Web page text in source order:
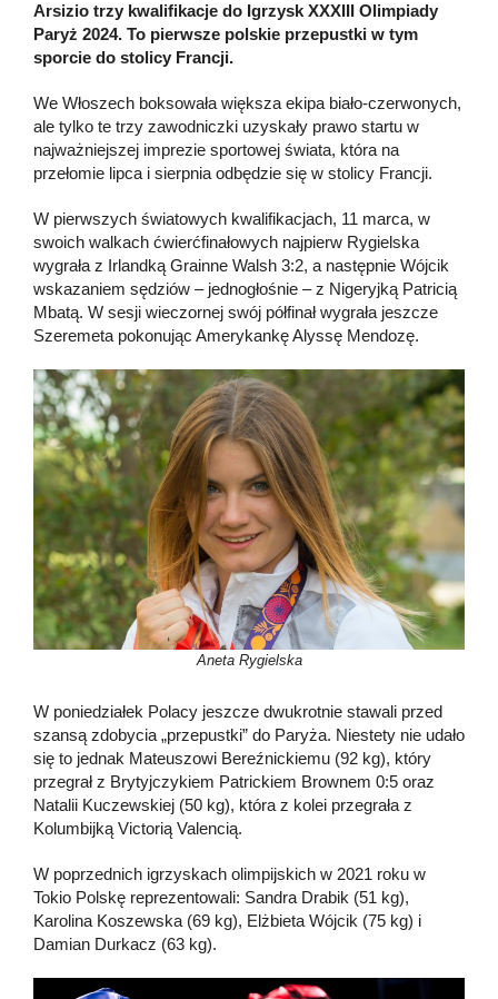
Arsizio trzy kwalifikacje do Igrzysk XXXIII Olimpiady
Paryż 2024. To pierwsze polskie przepustki w tym
sporcie do stolicy Francji.
We Włoszech boksowała większa ekipa biało-czerwonych,
ale tylko te trzy zawodniczki uzyskały prawo startu w
najważniejszej imprezie sportowej świata, która na
przełomie lipca i sierpnia odbędzie się w stolicy Francji.
W pierwszych światowych kwalifikacjach, 11 marca, w
swoich walkach ćwierćfinałowych najpierw Rygielska
wygrała z Irlandką Grainne Walsh 3:2, a następnie Wójcik
wskazaniem sędziów – jednogłośnie – z Nigeryjką Patricią
Mbatą. W sesji wieczornej swój półfinał wygrała jeszcze
Szeremeta pokonując Amerykankę Alyssę Mendozę.
Aneta Rygielska
W poniedziałek Polacy jeszcze dwukrotnie stawali przed
szansą zdobycia „przepustki” do Paryża. Niestety nie udało
się to jednak Mateuszowi Bereźnickiemu (92 kg), który
przegrał z Brytyjczykiem Patrickiem Brownem 0:5 oraz
Natalii Kuczewskiej (50 kg), która z kolei przegrała z
Kolumbijką Victorią Valencią.
W poprzednich igrzyskach olimpijskich w 2021 roku w
Tokio Polskę reprezentowali: Sandra Drabik (51 kg),
Karolina Koszewska (69 kg), Elżbieta Wójcik (75 kg) i
Damian Durkacz (63 kg).